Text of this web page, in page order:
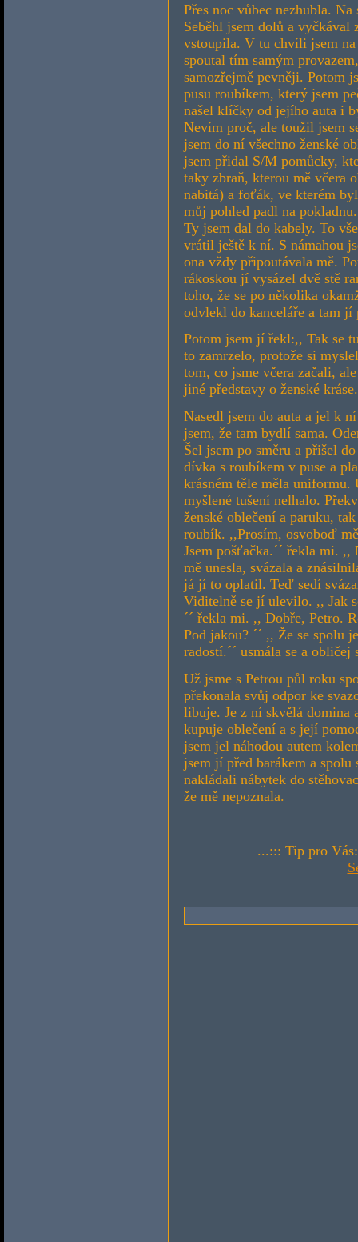
Přes noc vůbec nezhubla.
Seběhl jsem dolů a vyčkával
vstoupila. V tu chvíli jsem
spoutal tím samým
samozřejmě pevněji. Potom
pusu roubíkem, který jsem
našel klíčky od jejího auta i
Nevím proč, ale toužil jsem
jsem do ní všechno ženské
jsem přidal S/M pomůcky,
taky zbraň, kterou mě včera
nabitá) a foťák, ve kterém
můj pohled padl na
Ty jsem dal do kabely. To
vrátil ještě k ní. S námahou
ona vždy připoutávala mě.
rákoskou jí vysázel dvě stě
toho, že se po několika
odvlekl do kanceláře a tam jí
Potom jsem jí řekl:,, Tak se
to zamrzelo, protože si
tom, co jsme včera začali,
jiné představy o ženské kráse.
Nasedl jsem do auta a jel k
jsem, že tam bydlí sama.
Šel jsem po směru a přišel
dívka s roubíkem v puse a
krásném těle měla
myšlené tušení nelhalo.
ženské oblečení a paruku,
roubík. ,,Prosím, osvoboď
Jsem pošťačka.´´ řekla mi. ,,
mě unesla, svázala a
já jí to oplatil. Teď sedí
Viditelně se jí ulevilo. ,, Jak
´´ řekla mi. ,, Dobře, Petro.
Pod jakou? ´´ ,, Že se spolu
radostí.´´ usmála se a
Už jsme s Petrou půl roku
překonala svůj odpor ke
libuje. Je z ní skvělá domina
kupuje oblečení a s její
jsem jel náhodou autem
jsem jí před barákem a
nakládali nábytek do
že mě nepoznala.
...::: Tip pro